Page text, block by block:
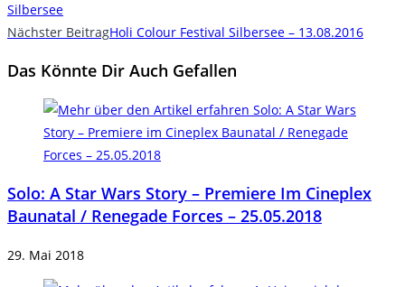
Silbersee
Weitere
ansehen
Nächster BeitragHoli Colour Festival Silbersee – 13.08.2016
Das Könnte Dir Auch Gefallen
Solo: A Star Wars Story – Premiere Im Cineplex
Baunatal / Renegade Forces – 25.05.2018
29. Mai 2018